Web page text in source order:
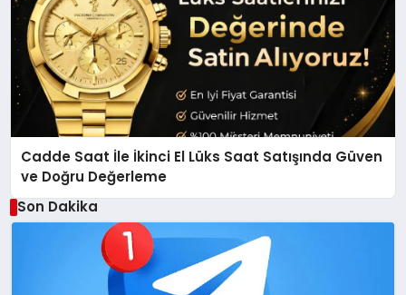
Cadde Saat İle İkinci El Lüks Saat Satışında Güven
ve Doğru Değerleme
Son Dakika